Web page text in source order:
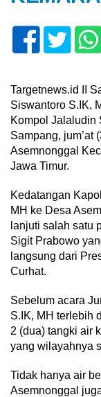
Targetnews.id II
Siswantoro S.IK,
Kompol Jalaludin
Sampang, jum’at
Asemnonggal
Jawa Timur.
Kedatangan
MH ke Desa
lanjuti salah satu
Sigit Prabowo
langsung dari
Curhat.
Sebelum acara
S.IK, MH terlebih
2 (dua) tangki air
yang wilayahnya
Tidak hanya air
Asemnonggal